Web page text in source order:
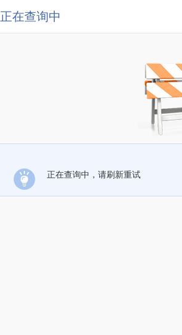
正在查询中
正在查询中，请刷新重试